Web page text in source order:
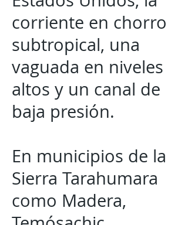
corriente en chorro
subtropical, una
vaguada en niveles
altos y un canal de
baja presión.
En municipios de la
Sierra Tarahumara
como Madera,